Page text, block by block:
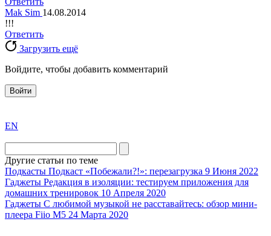
Mak Sim 14.08.2014
!!!
Ответить
Загрузить ещё
Войдите, чтобы добавить комментарий
Войти
the
division
agent
watch
replica
showcases
substantial
areas.
EN
Другие статьи по теме
Подкасты Подкаст «Побежали?!»: перезагрузка 9 Июня 2022
Гаджеты Редакция в изоляции: тестируем приложения для
домашних тренировок 10 Апреля 2020
Гаджеты С любимой музыкой не расставайтесь: обзор мини-
плеера Fiio M5 24 Марта 2020